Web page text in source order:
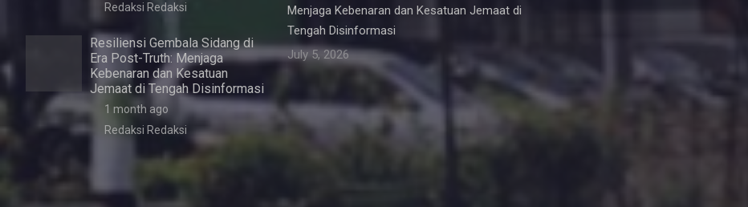
Redaksi Redaksi
Resiliensi Gembala Sidang di
Era Post-Truth: Menjaga
Kebenaran dan Kesatuan
Jemaat di Tengah Disinformasi
1 month ago
Redaksi Redaksi
Menjaga Kebenaran dan Kesatuan Jemaat di
Tengah Disinformasi
July 5, 2026